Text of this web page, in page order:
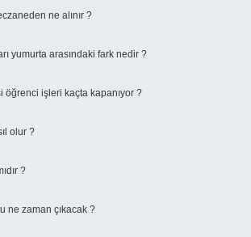
ne alınır ?
yumurta arasındaki fark nedir ?
öğrenci işleri kaçta kapanıyor ?
olur ?
?
ne zaman çıkacak ?